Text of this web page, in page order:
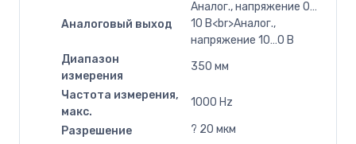
Аналоговый выход
Аналог., напряжение 0…
10 В<br>Аналог.,
напряжение 10…0 В
Диапазон
измерения
350 мм
Частота измерения,
макс.
1000 Hz
Разрешение
? 20 мкм